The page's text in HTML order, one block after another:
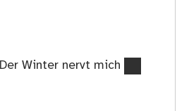
Nächster
Der Winter nervt mich